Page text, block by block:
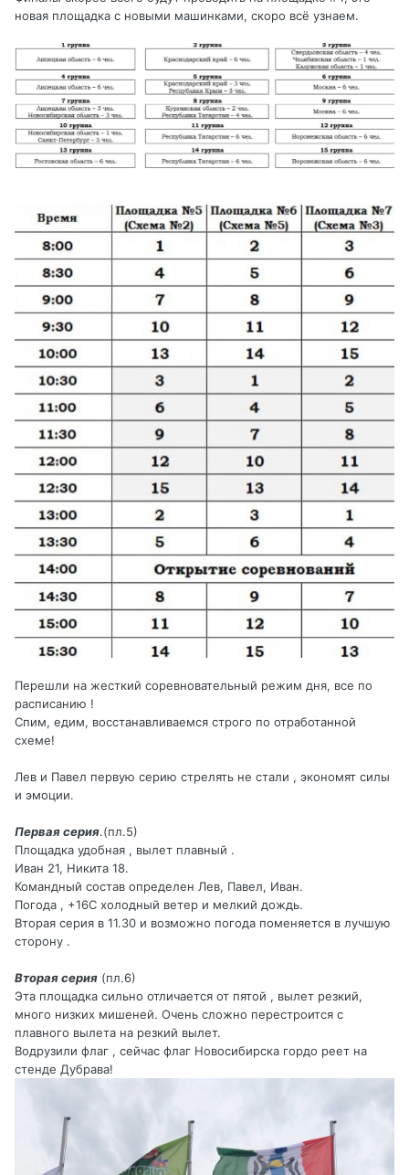
новая площадка с новыми машинками, скоро всё узнаем.
Перешли на жесткий соревновательный режим дня, все по
расписанию !
Спим, едим, восстанавливаемся строго по отработанной
схеме!
Лев и Павел первую серию стрелять не стали , экономят силы
и эмоции.
Первая серия.(пл.5)
Площадка удобная , вылет плавный .
Иван 21, Никита 18.
Командный состав определен Лев, Павел, Иван.
Погода , +16С холодный ветер и мелкий дождь.
Вторая серия в 11.30 и возможно погода поменяется в лучшую
сторону .
Вторая серия (пл.6)
Эта площадка сильно отличается от пятой , вылет резкий,
много низких мишеней. Очень сложно перестроится с
плавного вылета на резкий вылет.
Водрузили флаг , сейчас флаг Новосибирска гордо реет на
стенде Дубрава!